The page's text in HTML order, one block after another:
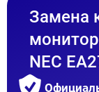
Замена
NEC